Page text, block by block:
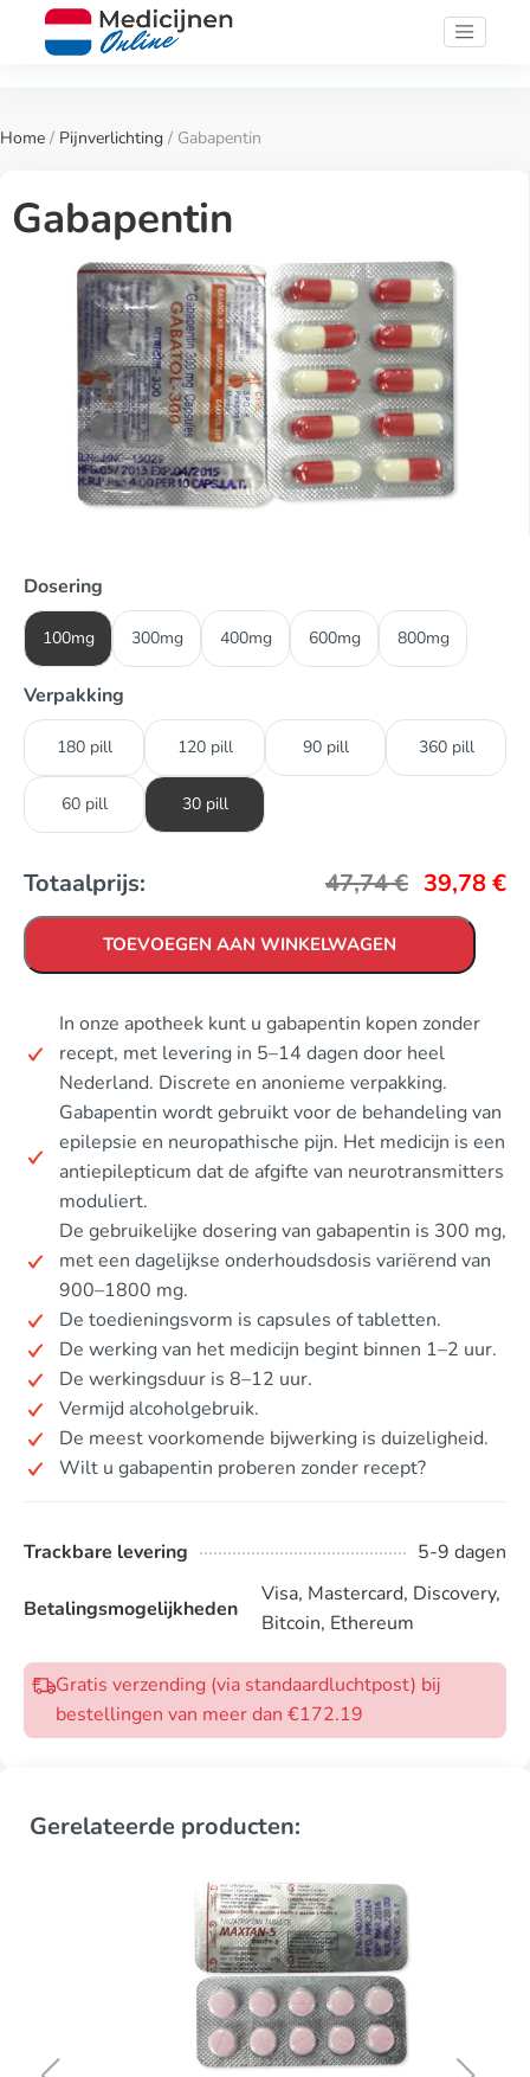
Home / Pijnverlichting / Gabapentin
Gabapentin
Dosering
100mg 300mg 400mg 600mg 800mg
Verpakking
180 pill 120 pill 90 pill 360 pill
60 pill 30 pill
Totaalprijs: 47,74€ 39,78€
TOEVOEGEN AAN WINKELWAGEN
In onze apotheek kunt u gabapentin kopen zonder
recept, met levering in 5–14 dagen door heel
Nederland. Discrete en anonieme verpakking.
Gabapentin wordt gebruikt voor de behandeling van
epilepsie en neuropathische pijn. Het medicijn is een
antiepilepticum dat de afgifte van neurotransmitters
moduliert.
De gebruikelijke dosering van gabapentin is 300 mg,
met een dagelijkse onderhoudsdosis variërend van
900–1800 mg.
De toedieningsvorm is capsules of tabletten.
De werking van het medicijn begint binnen 1–2 uur.
De werkingsduur is 8–12 uur.
Vermijd alcoholgebruik.
De meest voorkomende bijwerking is duizeligheid.
Wilt u gabapentin proberen zonder recept?
Trackbare levering 5-9 dagen
Betalingsmogelijkheden
Visa, Mastercard, Discovery,
Bitcoin, Ethereum
Gratis verzending (via standaardluchtpost) bij
bestellingen van meer dan €172.19
Gerelateerde producten: